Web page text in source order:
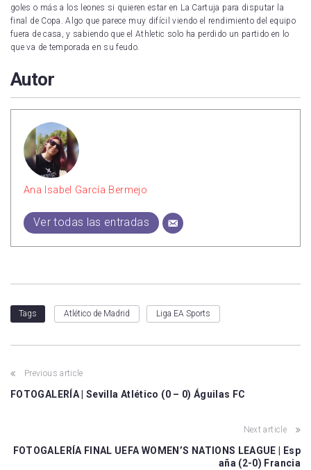
goles o más a los leones si quieren estar en La Cartuja para disputar la
final de Copa. Algo que parece muy difícil viendo el rendimiento del equipo
fuera de casa, y sabiendo que el Athletic solo ha perdido un partido en lo
que va de temporada en su feudo.
Autor
Ana Isabel García Bermejo
Ver todas las entradas
Tags Atlético de Madrid Liga EA Sports
Previous article
FOTOGALERÍA | Sevilla Atlético (0 – 0) Águilas FC
Next article
FOTOGALERÍA FINAL UEFA WOMEN’S NATIONS LEAGUE | Esp
aña (2-0) Francia